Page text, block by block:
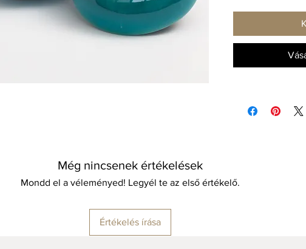
a zajos
reggeli
gőzőlgő forró
fantasztikus
Űrtartalom:
használható.
Még nincsenek értékelések
Mondd el a véleményed! Legyél te az első értékelő.
Értékelés írása